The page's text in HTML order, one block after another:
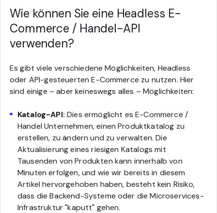
Wie können Sie eine Headless E-
Commerce / Handel-API
verwenden?
Es gibt viele verschiedene Möglichkeiten, Headless
oder API-gesteuerten E-Commerce zu nutzen. Hier
sind einige – aber keineswegs alles – Möglichkeiten:
Katalog-API: Dies ermöglicht es E-Commerce /
Handel Unternehmen, einen Produktkatalog zu
erstellen, zu ändern und zu verwalten. Die
Aktualisierung eines riesigen Katalogs mit
Tausenden von Produkten kann innerhalb von
Minuten erfolgen, und wie wir bereits in diesem
Artikel hervorgehoben haben, besteht kein Risiko,
dass die Backend-Systeme oder die Microservices-
Infrastruktur "kaputt" gehen.